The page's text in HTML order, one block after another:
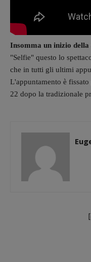
Insomma un inizio della
"Selfie" questo lo
che in tutti gli ultimi
L'appuntamento è
22 dopo la tradizionale